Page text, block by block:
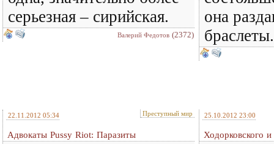
серьезная – сирийская.
Валерий Федотов (2372)
она
22.11.2012 05:34 Преступный мир
Адвокаты Pussy Riot: Паразиты
25.10.2012 23:00
Ходорковского